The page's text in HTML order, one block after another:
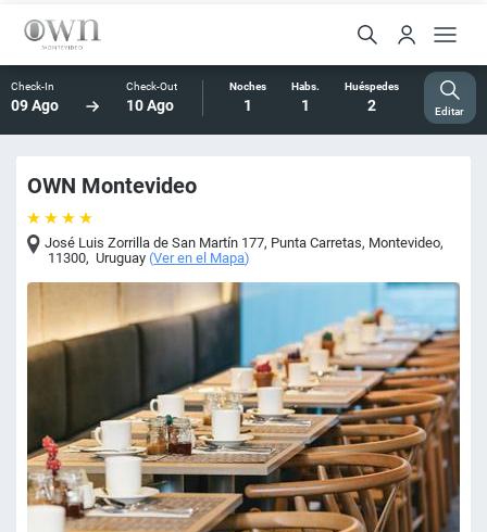
Check-In
09 Ago
Check-Out
10 Ago
Noches
1
Habs.
1
Huéspedes
2 Editar
OWN Montevideo
José Luis Zorrilla de San Martín 177, Punta Carretas, Montevideo,
11300, Uruguay (Ver en el Mapa)